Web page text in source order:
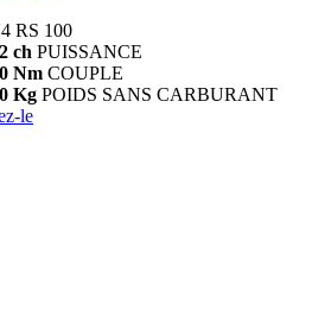
RS 100
ch PUISSANCE
Nm COUPLE
Kg POIDS SANS CARBURANT
le